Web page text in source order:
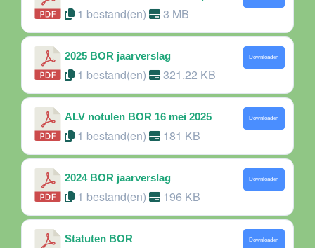
1 bestand(en) 3 MB
2025 BOR jaarverslag
1 bestand(en) 321.22 KB
Downloaden
ALV notulen BOR 16 mei 2025
1 bestand(en) 181 KB
Downloaden
2024 BOR jaarverslag
1 bestand(en) 196 KB
Downloaden
Statuten BOR Downloaden